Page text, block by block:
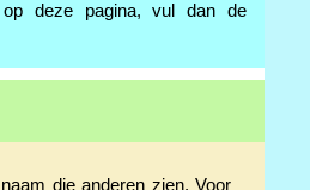
deze pagina, vul dan de
die anderen zien. Voor